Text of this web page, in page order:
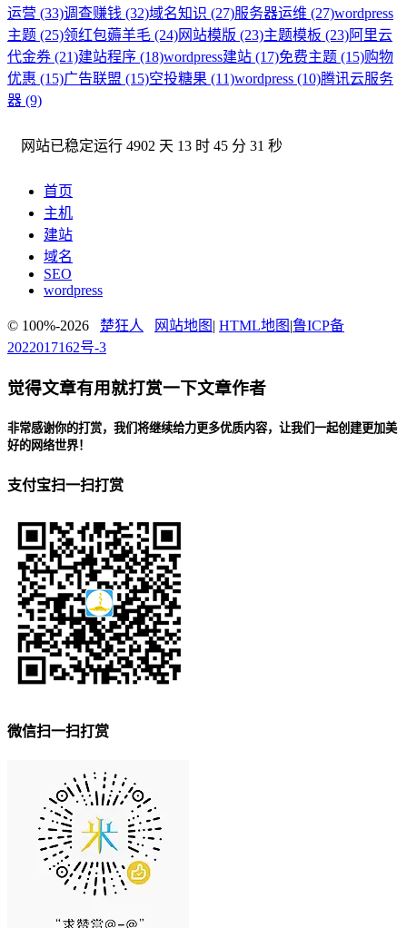
运营 (33)调查赚钱 (32)域名知识 (27)服务器运维 (27)wordpress
主题 (25)领红包薅羊毛 (24)网站模版 (23)主题模板 (23)阿里云
代金券 (21)建站程序 (18)wordpress建站 (17)免费主题 (15)购物
优惠 (15)广告联盟 (15)空投糖果 (11)wordpress (10)腾讯云服务
器 (9)
网站已稳定运行 4902 天 13 时 45 分 32 秒
首页
主机
建站
域名
SEO
wordpress
© 100%-2026 楚狂人 网站地图 | HTML地图 |鲁ICP备
2022017162号-3
觉得文章有用就打赏一下文章作者
非常感谢你的打赏，我们将继续给力更多优质内容，让我们一起创建更加美
好的网络世界！
支付宝扫一扫打赏
微信扫一扫打赏